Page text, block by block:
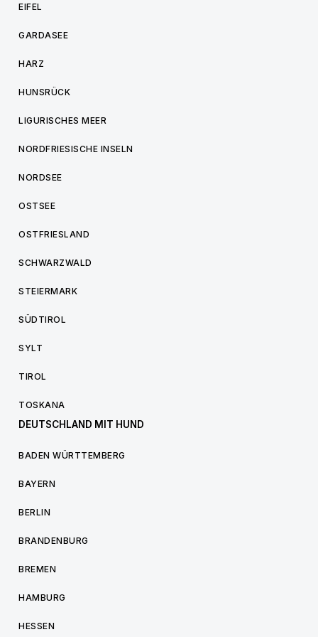
EIFEL
GARDASEE
HARZ
HUNSRÜCK
LIGURISCHES MEER
NORDFRIESISCHE INSELN
NORDSEE
OSTSEE
OSTFRIESLAND
SCHWARZWALD
STEIERMARK
SÜDTIROL
SYLT
TIROL
TOSKANA
DEUTSCHLAND MIT HUND
BADEN WÜRTTEMBERG
BAYERN
BERLIN
BRANDENBURG
BREMEN
HAMBURG
HESSEN